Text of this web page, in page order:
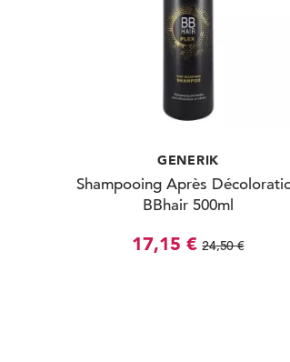
GENERIK
Shampooing Après
BBhair 500ml
17,15 € 24,50 €